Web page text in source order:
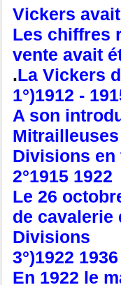
Vickers
Les chiffres
vente avait
.La Vickers
1°)1912 -
A son
Divisions en
2°1915 1922
Le 26
de cavalerie
Divisions
3°)1922 1936
En 1922 le